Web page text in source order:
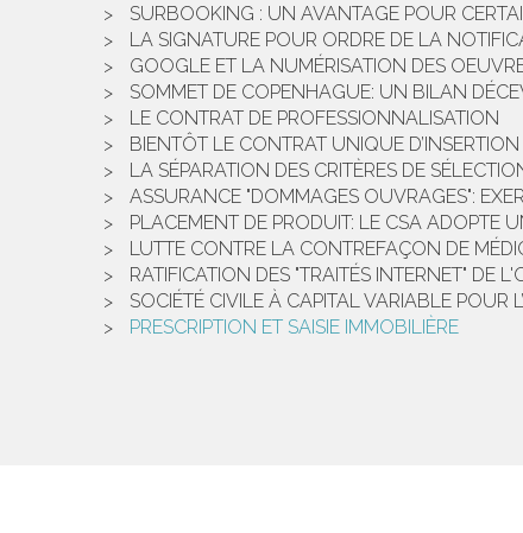
SURBOOKING : UN AVANTAGE POUR
LA SIGNATURE POUR ORDRE DE LA
GOOGLE ET LA NUMÉRISATION DES
SOMMET DE COPENHAGUE: UN BILAN
LE CONTRAT DE PROFESSIONNALISATION
BIENTÔT LE CONTRAT UNIQUE D’INSERTION
LA SÉPARATION DES CRITÈRES DE
ASSURANCE "DOMMAGES OUVRAGES":
PLACEMENT DE PRODUIT: LE CSA ADOPTE
LUTTE CONTRE LA CONTREFAÇON DE
RATIFICATION DES "TRAITÉS INTERNET" DE
SOCIÉTÉ CIVILE À CAPITAL VARIABLE POUR
PRESCRIPTION ET SAISIE IMMOBILIÈRE